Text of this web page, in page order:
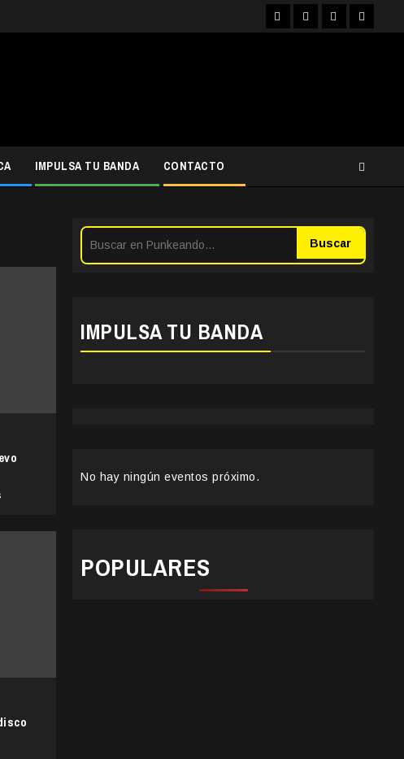
FacebookInstagram
YouTubeTwitter
IMPULSA TU BANDA CONTACTO
Buscar
IMPULSA TU BANDA
No hay ningún eventos próximo.
POPULARES